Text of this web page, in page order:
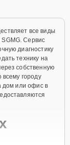
все виды
Сервис
диагностику
технику на
собственную
всему городу
дом или офис в